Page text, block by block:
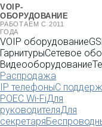
VOIP-
ОБОРУДОВАНИЕ
РАБОТАЕМ С 2011
ГОДА
VOIP оборудование
ГарнитурыСетевое
Видеооборудование
Распродажа
IP телефоныС
POEC Wi-FiДля
руководителяДля
секретаря